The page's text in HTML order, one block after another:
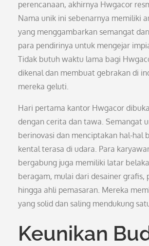
perencanaan, akhirnya Hwgacor
Nama unik ini sebenarnya memiliki
yang menggambarkan semangat
para pendirinya untuk mengejar
Tidak butuh waktu lama bagi
dikenal dan membuat gebrakan di
mereka geluti.
Hari pertama kantor Hwgacor
dengan cerita dan tawa. Semangat
berinovasi dan menciptakan hal-hal
kental terasa di udara. Para
bergabung juga memiliki latar
beragam, mulai dari desainer grafis,
hingga ahli pemasaran. Mereka
yang solid dan saling mendukung
Keunikan